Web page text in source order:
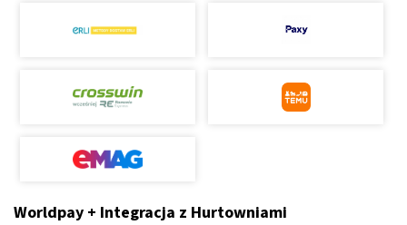
Worldpay + Integracja z Hurtowniami